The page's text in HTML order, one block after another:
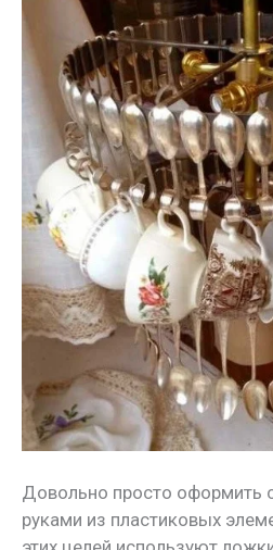
Довольно просто оформить
руками из пластиковых